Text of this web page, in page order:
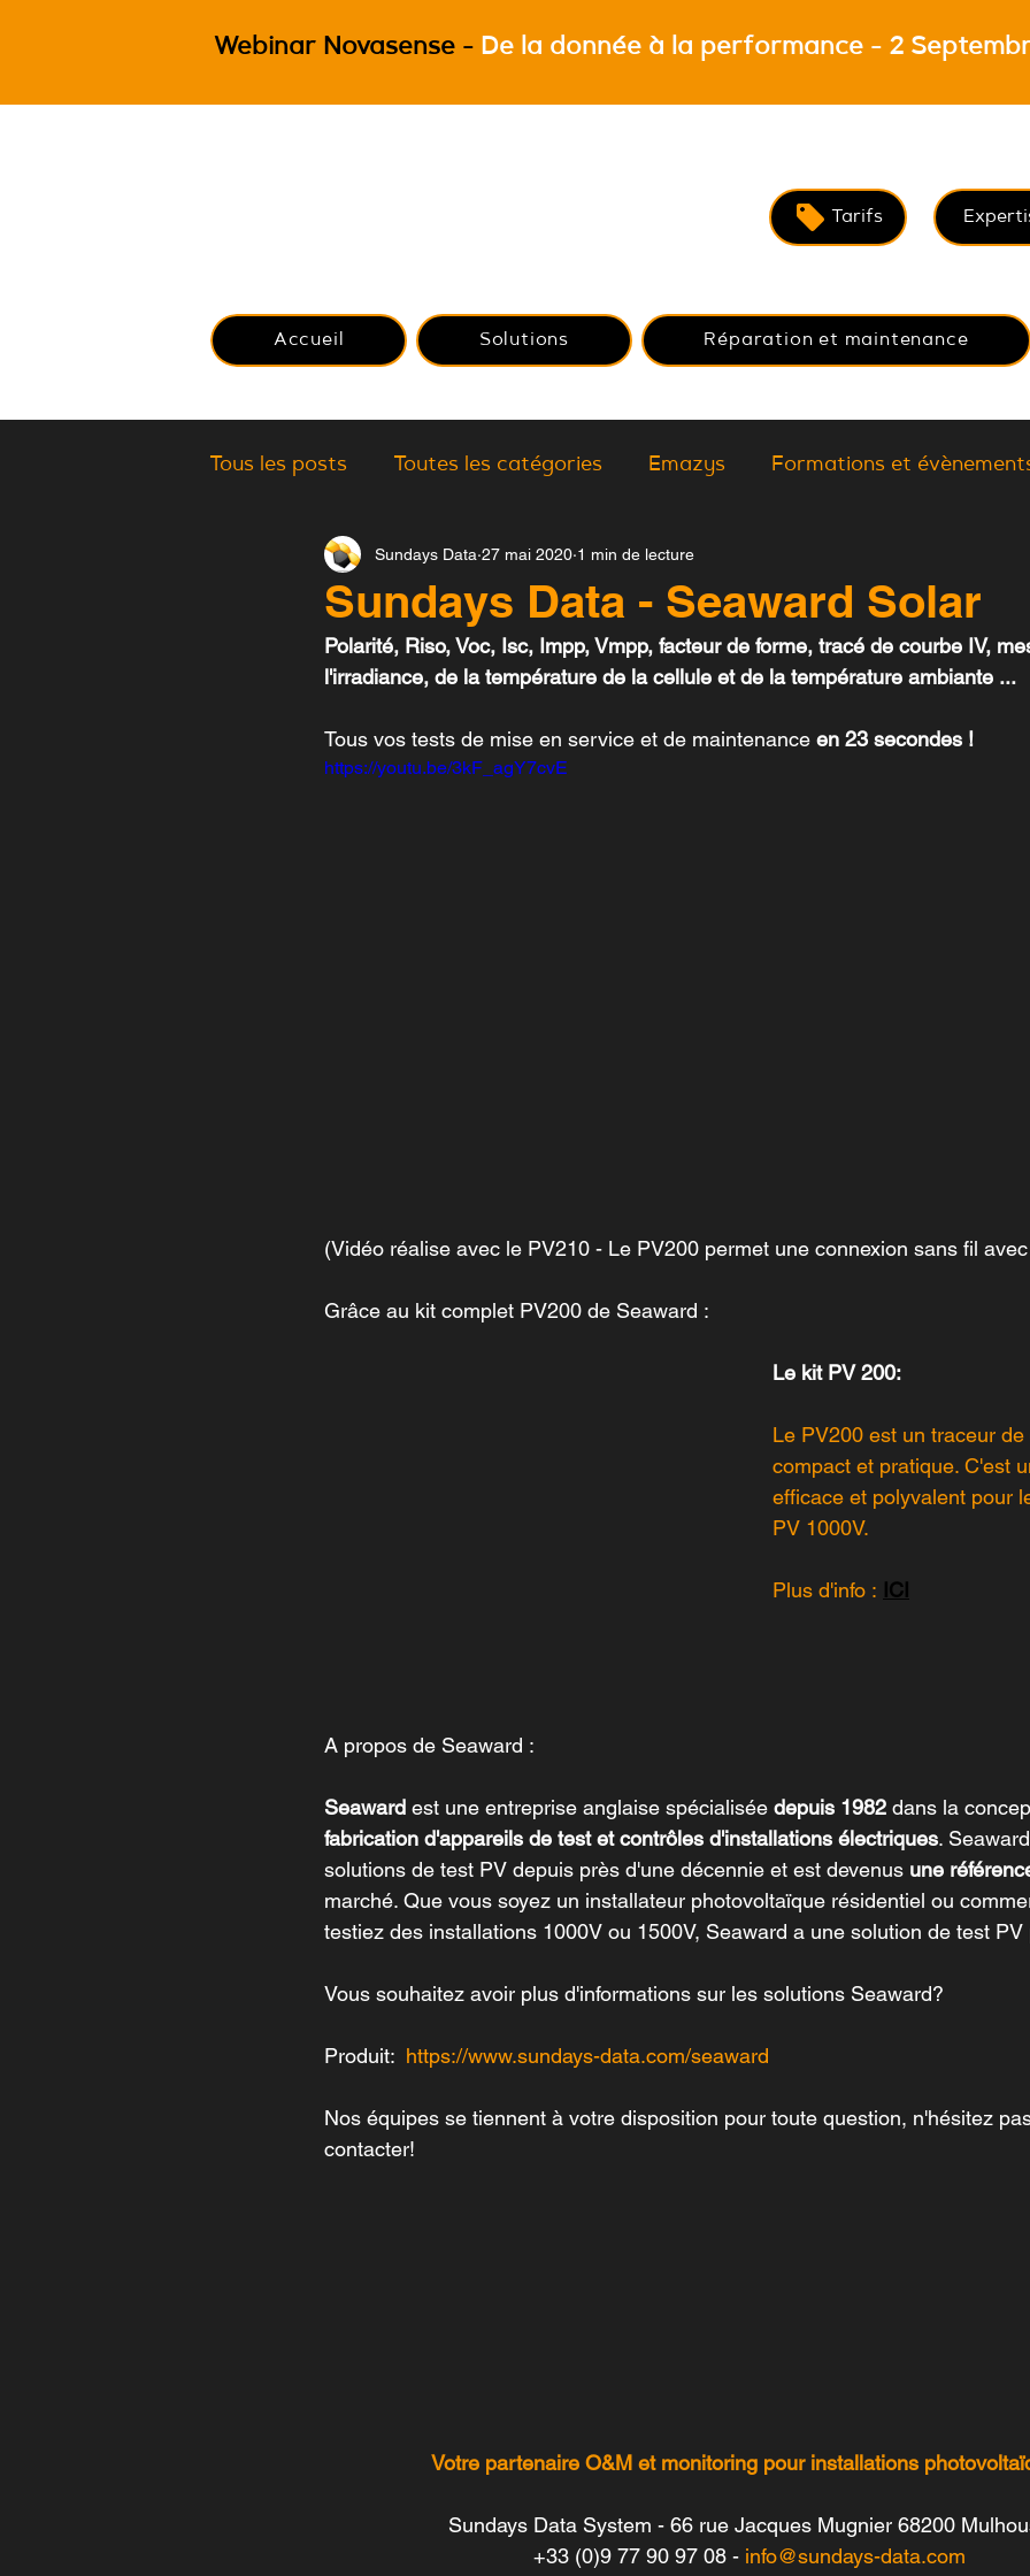
Webinar Novasense - De la donnée à la performance - 2
Tarifs
Accueil Solutions Réparation et maintenance
Tous les posts Toutes les catégories Emazys Formations et
Solar-Log-Etudes de cas Enerest 4.0
Service Onduleur Sevensensor Novasense SmartPV Fonrich
Monitoring et diagnostic Auroras Grid
Sundays Data - Seaward Solar
Sundays Data 27 mai 2020 1 min de lecture
Polarité, Riso, Voc, Isc, Impp, Vmpp, facteur de forme, tracé de courbe IV,
l'irradiance, de la température de la cellule et de la température ambiante ...
Tous vos tests de mise en service et de maintenance en 23 secondes !
https://youtu.be/3kF_agY7cvE
(Vidéo réalise avec le PV210 - Le PV200 permet une connexion sans fil
Grâce au kit complet PV200 de Seaward :
Le kit PV 200:
Le PV200 est un traceur de
compact et pratique. C'est
efficace et polyvalent pour
PV 1000V.
Plus d'info : ICI
A propos de Seaward :
Seaward est une entreprise anglaise spécialisée depuis 1982 dans la
fabrication d'appareils de test et contrôles d'installations électriques.
solutions de test PV depuis près d'une décennie et est devenus une
marché. Que vous soyez un installateur photovoltaïque résidentiel ou
testiez des installations 1000V ou 1500V, Seaward a une solution de test PV
Vous souhaitez avoir plus d'informations sur les solutions Seaward?
Produit: https://www.sundays-data.com/seaward
Nos équipes se tiennent à votre disposition pour toute question, n'hésitez
contacter!
Votre partenaire O&M et monitoring pour installations
Sundays Data System - 66 rue Jacques Mugnier 68200
+33 (0)9 77 90 97 08 - info@sundays-data.com